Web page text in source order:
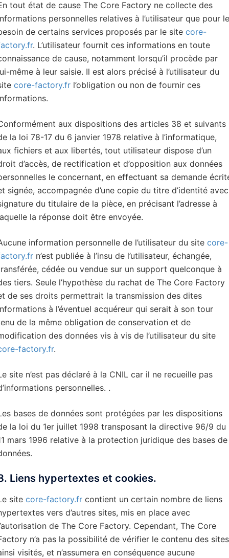
tout état de cause The Core Factory ne collecte des
personnelles relatives à l’utilisateur que pour le
de certains services proposés par le site core-
. L’utilisateur fournit ces informations en toute
de cause, notamment lorsqu’il procède par
même à leur saisie. Il est alors précisé à l’utilisateur du
core-factory.fr l’obligation ou non de fournir ces
aux dispositions des articles 38 et suivants
la loi 78-17 du 6 janvier 1978 relative à l’informatique,
fichiers et aux libertés, tout utilisateur dispose d’un
d’accès, de rectification et d’opposition aux données
le concernant, en effectuant sa demande
signée, accompagnée d’une copie du titre d’identité avec
du titulaire de la pièce, en précisant l’adresse à
la réponse doit être envoyée.
information personnelle de l’utilisateur du site core-
n’est publiée à l’insu de l’utilisateur, échangée,
cédée ou vendue sur un support quelconque à
tiers. Seule l’hypothèse du rachat de The Core Factory
de ses droits permettrait la transmission des dites
à l’éventuel acquéreur qui serait à son tour
de la même obligation de conservation et de
des données vis à vis de l’utilisateur du site
factory.fr.
site n’est pas déclaré à la CNIL car il ne recueille pas
personnelles. .
bases de données sont protégées par les dispositions
la loi du 1er juillet 1998 transposant la directive 96/9 du
mars 1996 relative à la protection juridique des bases de
Liens hypertextes et cookies.
site core-factory.fr contient un certain nombre de liens
vers d’autres sites, mis en place avec
de The Core Factory. Cependant, The Core
n’a pas la possibilité de vérifier le contenu des sites
visités, et n’assumera en conséquence aucune